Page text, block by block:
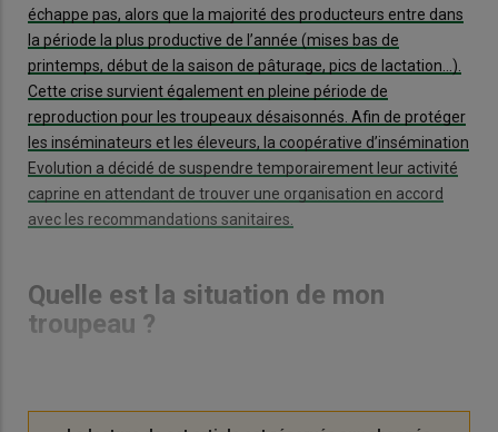
échappe pas, alors que la majorité des producteurs entre dans
la période la plus productive de l’année (mises bas de
printemps, début de la saison de pâturage, pics de lactation…).
Cette crise survient également en pleine période de
reproduction pour les troupeaux désaisonnés. Afin de protéger
les inséminateurs et les éleveurs, la coopérative d’insémination
Evolution a décidé de suspendre temporairement leur activité
caprine en attendant de trouver une organisation en accord
avec les recommandations sanitaires.
Quelle est la situation de mon
troupeau ?